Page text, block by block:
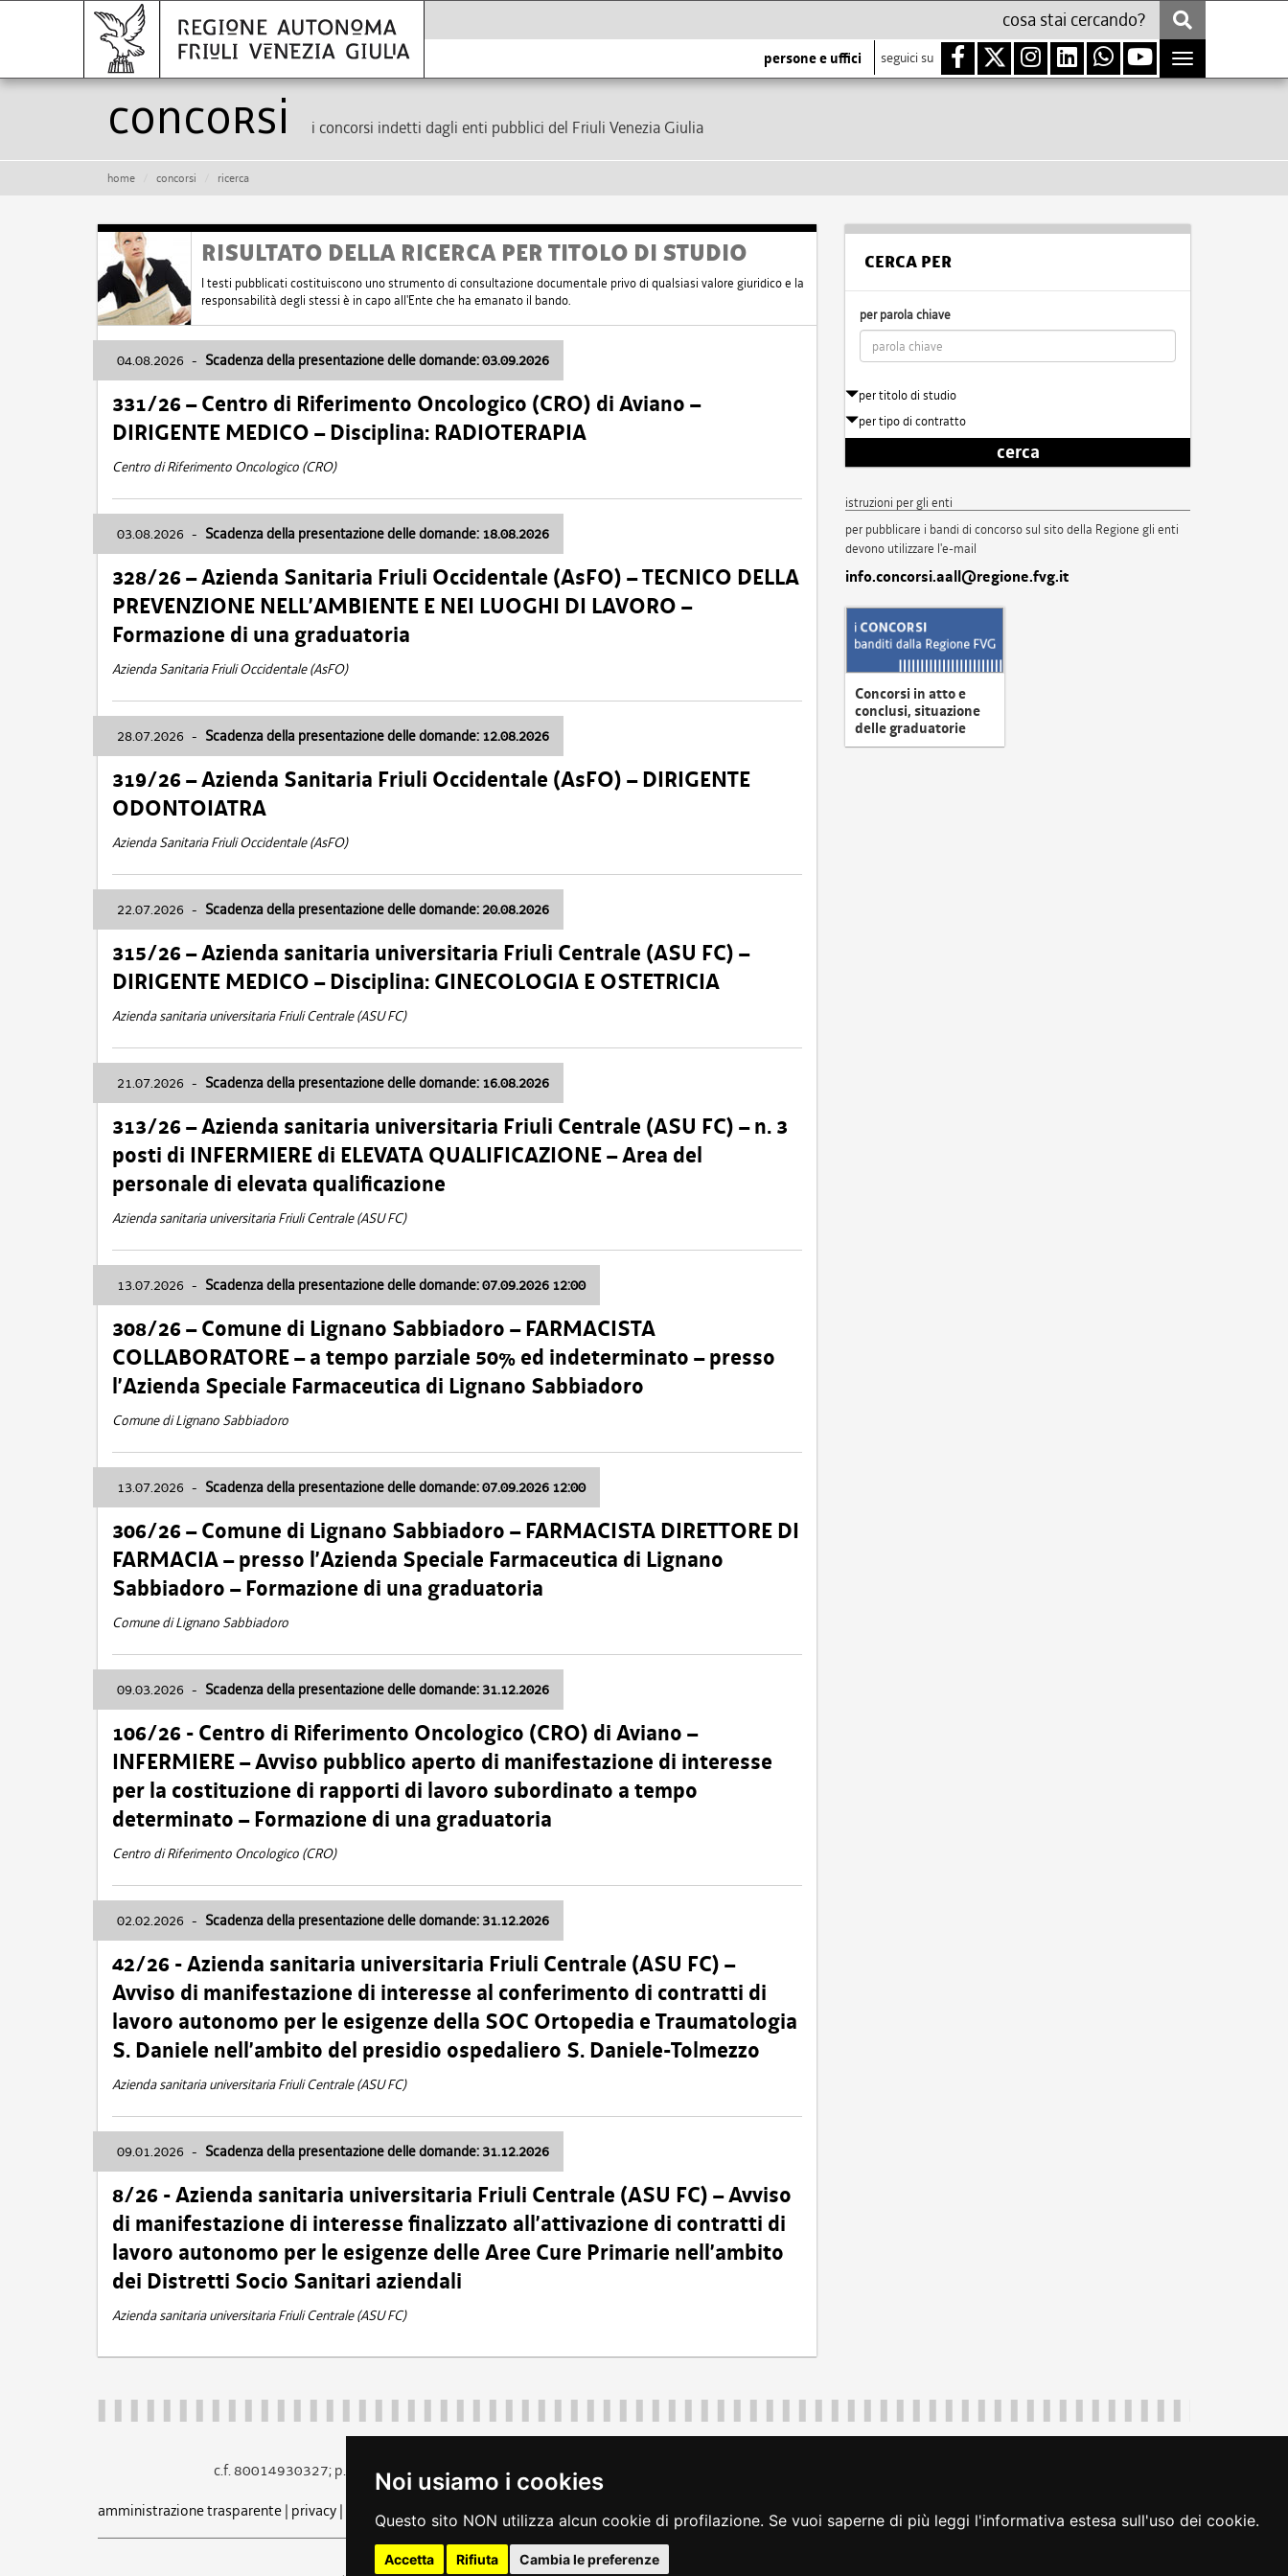
Noi usiamo i cookies
Questo sito NON utilizza alcun cookie di profilazione. Se vuoi saperne di più leggi l'informativa estesa sull'uso dei cookie.
Accetta Rifiuta Cambia le preferenze
persone e uffici seguici su
Toggle
navigation
Concorsi i concorsi indetti dagli enti pubblici del Friuli Venezia Giulia
home concorsi ricerca
RISULTATO DELLA RICERCA PER TITOLO DI STUDIO
I testi pubblicati costituiscono uno strumento di consultazione documentale privo di qualsiasi valore giuridico e la
responsabilità degli stessi è in capo all'Ente che ha emanato il bando.
04.08.2026 - Scadenza della presentazione delle domande: 03.09.2026
331/26 – Centro di Riferimento Oncologico (CRO) di Aviano –
DIRIGENTE MEDICO – Disciplina: RADIOTERAPIA
Centro di Riferimento Oncologico (CRO)
03.08.2026 - Scadenza della presentazione delle domande: 18.08.2026
328/26 – Azienda Sanitaria Friuli Occidentale (AsFO) – TECNICO DELLA
PREVENZIONE NELL’AMBIENTE E NEI LUOGHI DI LAVORO –
Formazione di una graduatoria
Azienda Sanitaria Friuli Occidentale (AsFO)
28.07.2026 - Scadenza della presentazione delle domande: 12.08.2026
319/26 – Azienda Sanitaria Friuli Occidentale (AsFO) – DIRIGENTE
ODONTOIATRA
Azienda Sanitaria Friuli Occidentale (AsFO)
22.07.2026 - Scadenza della presentazione delle domande: 20.08.2026
315/26 – Azienda sanitaria universitaria Friuli Centrale (ASU FC) –
DIRIGENTE MEDICO – Disciplina: GINECOLOGIA E OSTETRICIA
Azienda sanitaria universitaria Friuli Centrale (ASU FC)
21.07.2026 - Scadenza della presentazione delle domande: 16.08.2026
313/26 – Azienda sanitaria universitaria Friuli Centrale (ASU FC) – n. 3
posti di INFERMIERE di ELEVATA QUALIFICAZIONE – Area del
personale di elevata qualificazione
Azienda sanitaria universitaria Friuli Centrale (ASU FC)
13.07.2026 - Scadenza della presentazione delle domande: 07.09.2026 12:00
308/26 – Comune di Lignano Sabbiadoro – FARMACISTA
COLLABORATORE – a tempo parziale 50% ed indeterminato – presso
l’Azienda Speciale Farmaceutica di Lignano Sabbiadoro
Comune di Lignano Sabbiadoro
13.07.2026 - Scadenza della presentazione delle domande: 07.09.2026 12:00
306/26 – Comune di Lignano Sabbiadoro – FARMACISTA DIRETTORE DI
FARMACIA – presso l’Azienda Speciale Farmaceutica di Lignano
Sabbiadoro – Formazione di una graduatoria
Comune di Lignano Sabbiadoro
09.03.2026 - Scadenza della presentazione delle domande: 31.12.2026
106/26 - Centro di Riferimento Oncologico (CRO) di Aviano –
INFERMIERE – Avviso pubblico aperto di manifestazione di interesse
per la costituzione di rapporti di lavoro subordinato a tempo
determinato – Formazione di una graduatoria
Centro di Riferimento Oncologico (CRO)
02.02.2026 - Scadenza della presentazione delle domande: 31.12.2026
42/26 - Azienda sanitaria universitaria Friuli Centrale (ASU FC) –
Avviso di manifestazione di interesse al conferimento di contratti di
lavoro autonomo per le esigenze della SOC Ortopedia e Traumatologia
S. Daniele nell’ambito del presidio ospedaliero S. Daniele-Tolmezzo
Azienda sanitaria universitaria Friuli Centrale (ASU FC)
09.01.2026 - Scadenza della presentazione delle domande: 31.12.2026
8/26 - Azienda sanitaria universitaria Friuli Centrale (ASU FC) – Avviso
di manifestazione di interesse finalizzato all’attivazione di contratti di
lavoro autonomo per le esigenze delle Aree Cure Primarie nell’ambito
dei Distretti Socio Sanitari aziendali
Azienda sanitaria universitaria Friuli Centrale (ASU FC)
CERCA PER
per parola chiave
per titolo di studio
per tipo di contratto
cerca
istruzioni per gli enti
per pubblicare i bandi di concorso sul sito della Regione gli enti
devono utilizzare l'e-mail
info.concorsi.aall@regione.fvg.it
Concorsi in atto e
conclusi, situazione
delle graduatorie
c.f. 80014930327; p.iva 00526040324
piazza Unità d'Italia 1 Trieste
amministrazione trasparente| privacy| cookie note legali | accessibilità rss dichiarazione di accessibilità feedback cambio preferenze cookie loginFVG